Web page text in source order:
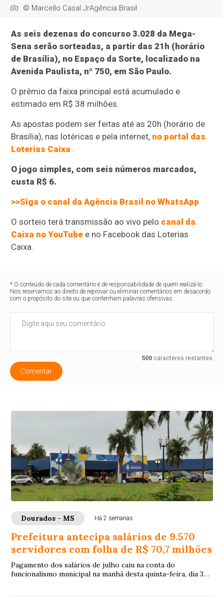
© Marcello Casal JrAgência Brasil
As seis dezenas do concurso 3.028 da Mega-
Sena serão sorteadas, a partir das 21h (horário
de Brasília), no Espaço da Sorte, localizado na
Avenida Paulista, nº 750, em São Paulo.
O prêmio da faixa principal está acumulado e
estimado em R$ 38 milhões.
As apostas podem ser feitas até as 20h (horário de
Brasília), nas lotéricas e pela internet, no portal das
Loterias Caixa .
O jogo simples, com seis números marcados,
custa R$ 6.
>>Siga o canal da Agência Brasil no WhatsApp
O sorteio terá transmissão ao vivo pelo canal da
Caixa no YouTube e no Facebook das Loterias
Caixa.
* O conteúdo de cada comentário é de responsabilidade de quem realizá-lo.
Nos reservamos ao direito de reprovar ou eliminar comentários em desacordo
com o propósito do site ou que contenham palavras ofensivas.
500caracteres restantes.
Comentar
Dourados - MS Há 2 semanas
Prefeitura antecipa salários de 9.570
servidores com folha de R$ 70,7 milhões
Pagamento dos salários de julho caiu na conta do
funcionalismo municipal na manhã desta quinta-feira, dia 30